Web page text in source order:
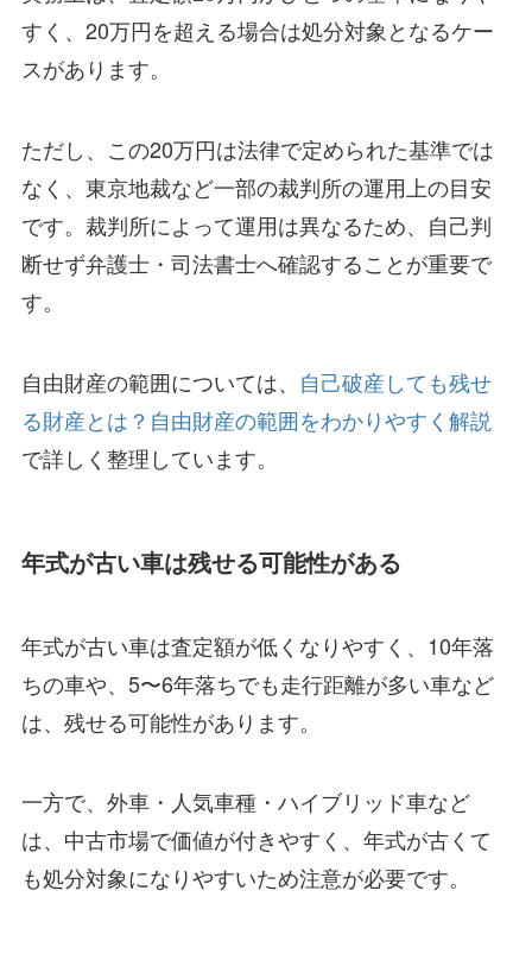
すく、20万円を超える場合は処分対象となるケー
スがあります。
ただし、この20万円は法律で定められた基準では
なく、東京地裁など一部の裁判所の運用上の目安
です。裁判所によって運用は異なるため、自己判
断せず弁護士・司法書士へ確認することが重要で
す。
自由財産の範囲については、 自己破産しても残せ
る財産とは？自由財産の範囲をわかりやすく解説
で詳しく整理しています。
年式が古い車は残せる可能性がある
年式が古い車は査定額が低くなりやすく、10年落
ちの車や、5〜6年落ちでも走行距離が多い車など
は、残せる可能性があります。
一方で、外車・人気車種・ハイブリッド車など
は、中古市場で価値が付きやすく、年式が古くて
も処分対象になりやすいため注意が必要です。